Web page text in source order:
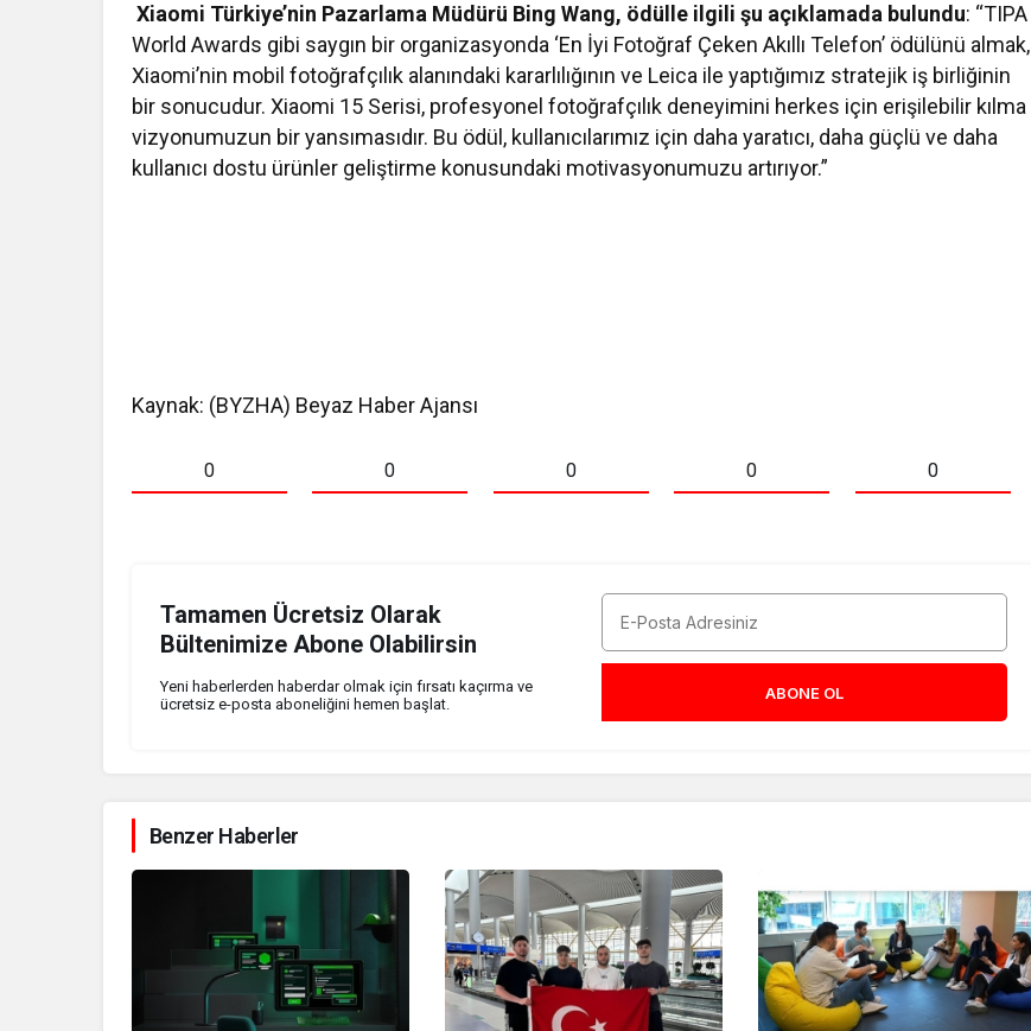
Xiaomi Türkiye’nin Pazarlama Müdürü Bing Wang, ödülle ilgili şu açıklamada bulundu: “TIPA
World Awards gibi saygın bir organizasyonda ‘En İyi Fotoğraf Çeken Akıllı Telefon’ ödülünü almak,
Xiaomi’nin mobil fotoğrafçılık alanındaki kararlılığının ve Leica ile yaptığımız stratejik iş birliğinin
bir sonucudur. Xiaomi 15 Serisi, profesyonel fotoğrafçılık deneyimini herkes için erişilebilir kılma
vizyonumuzun bir yansımasıdır. Bu ödül, kullanıcılarımız için daha yaratıcı, daha güçlü ve daha
kullanıcı dostu ürünler geliştirme konusundaki motivasyonumuzu artırıyor.”
Kaynak: (BYZHA) Beyaz Haber Ajansı
0 0 0 0 0
Tamamen Ücretsiz Olarak
Bültenimize Abone Olabilirsin
Yeni haberlerden haberdar olmak için fırsatı kaçırma ve
ücretsiz e-posta aboneliğini hemen başlat.
ABONE OL
Benzer Haberler